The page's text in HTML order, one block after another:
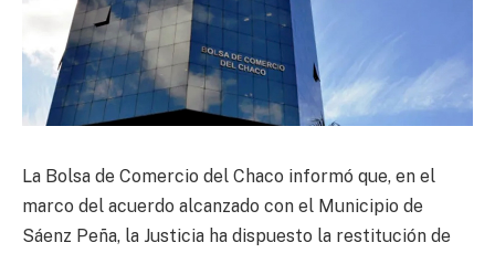
La Bolsa de Comercio del Chaco informó que, en el
marco del acuerdo alcanzado con el Municipio de
Sáenz Peña, la Justicia ha dispuesto la restitución de